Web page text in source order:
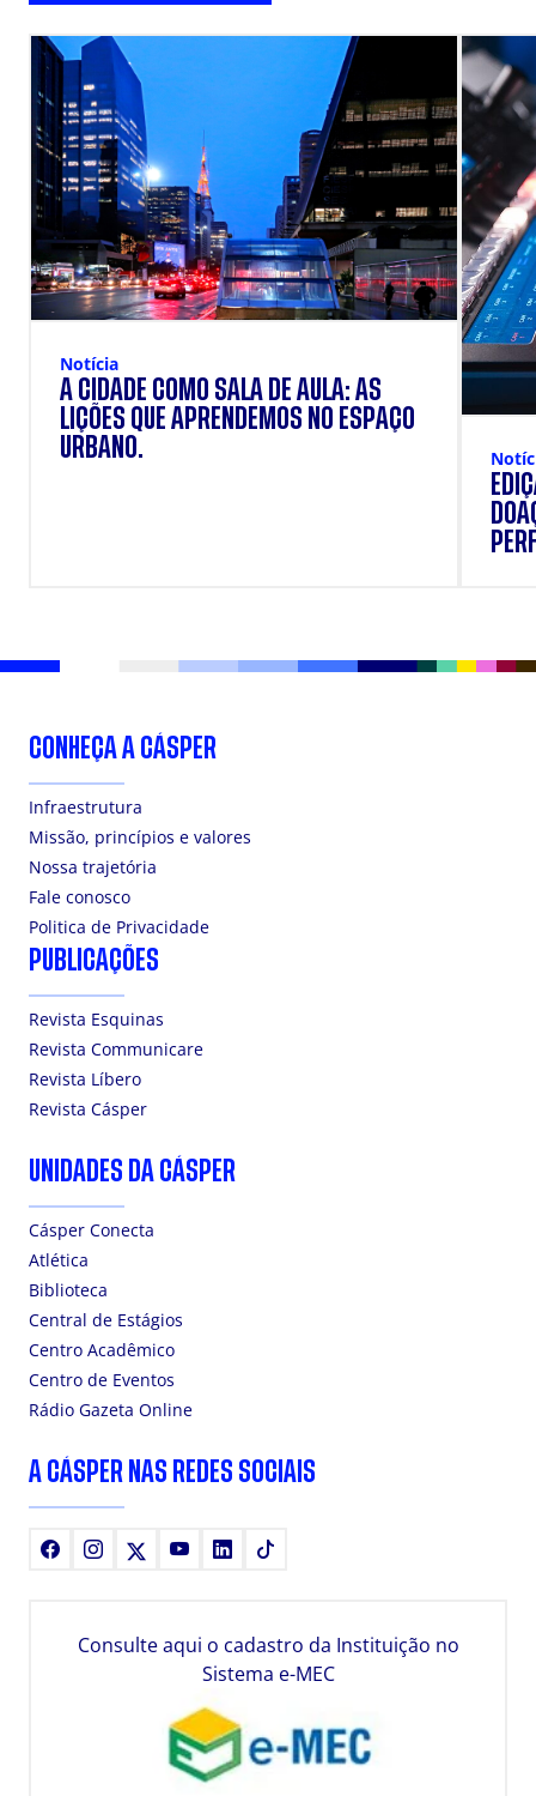
Notícia
A CIDADE COMO SALA DE AULA: AS
LIÇÕES QUE APRENDEMOS NO ESPAÇO
URBANO.
CONHEÇA A CÁSPER
Infraestrutura
Missão, princípios e valores
Nossa trajetória
Fale conosco
Politica de Privacidade
PUBLICAÇÕES
Revista Esquinas
Revista Communicare
Revista Líbero
Revista Cásper
UNIDADES DA CÁSPER
Cásper Conecta
Atlética
Biblioteca
Central de Estágios
Centro Acadêmico
Centro de Eventos
Rádio Gazeta Online
A CÁSPER NAS REDES SOCIAIS
FacebookInstagram YoutubeLinkedIn
Consulte aqui o cadastro da Instituição no
Sistema e-MEC